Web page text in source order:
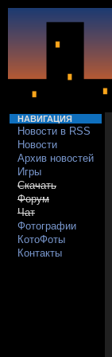
НАВИГАЦИЯ
Новости в RSS
Новости
Архив новостей
Игры
Скачать
Форум
Чат
Фотографии
КотоФоты
Контакты